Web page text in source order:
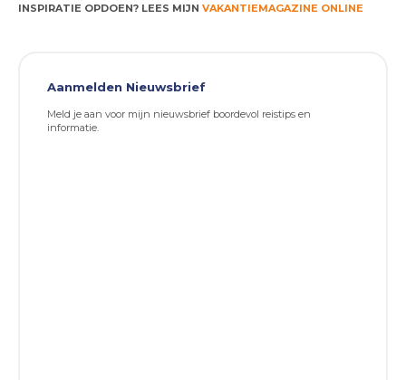
INSPIRATIE OPDOEN? LEES MIJN VAKANTIEMAGAZINE ONLINE
Aanmelden Nieuwsbrief
Meld je aan voor mijn nieuwsbrief boordevol reistips en
informatie.